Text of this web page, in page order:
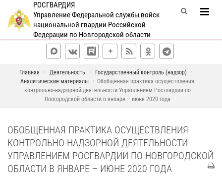
РОСГВАРДИЯ
Управление Федеральной службы войск
национальной гвардии Российской
Федерации по Новгородской области
Главная Деятельность
Государственный контроль (надзор)
Аналитические материалы
Обобщенная практика осуществления
контрольно-надзорной деятельности Управлением Росгвардии по
Новгородской области в январе – июне 2020 года
ОБОБЩЕННАЯ ПРАКТИКА ОСУЩЕСТВЛЕНИЯ
КОНТРОЛЬНО-НАДЗОРНОЙ ДЕЯТЕЛЬНОСТИ
УПРАВЛЕНИЕМ РОСГВАРДИИ ПО НОВГОРОДСКОЙ
ОБЛАСТИ В ЯНВАРЕ – ИЮНЕ 2020 ГОДА